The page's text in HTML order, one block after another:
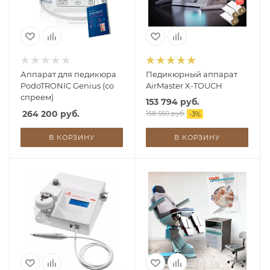
Аппарат для педикюра
PodoTRONIC Genius (со
спреем)
264 200 руб.
В КОРЗИНУ
Педикюрный аппарат
AirMaster X-TOUCH
153 794 руб.
158 550 руб. -3%
В КОРЗИНУ